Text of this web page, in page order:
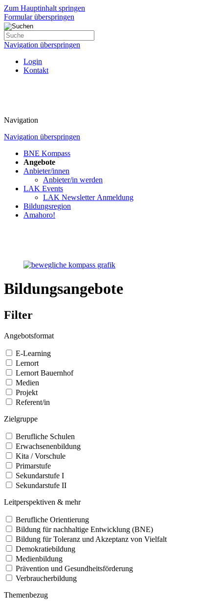
Zum Hauptinhalt springen
Formular überspringen
Navigation überspringen
Login
Kontakt
Navigation
Navigation überspringen
BNE Kompass
Angebote
Anbieter/innen
Anbieter/in werden
LAK Events
LAK Newsletter Anmeldung
Bildungsregion
Amahoro!
Bildungsangebote
Filter
Angebotsformat
E-Learning
Lernort
Lernort Bauernhof
Medien
Projekt
Referent/in
Zielgruppe
Berufliche Schulen
Erwachsenenbildung
Kita / Vorschule
Primarstufe
Sekundarstufe I
Sekundarstufe II
Leitperspektiven & mehr
Berufliche Orientierung
Bildung für nachhaltige Entwicklung (BNE)
Bildung für Toleranz und Akzeptanz von Vielfalt
Demokratiebildung
Medienbildung
Prävention und Gesundheitsförderung
Verbraucherbildung
Themenbezug